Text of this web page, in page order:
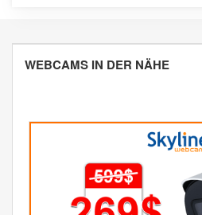
WEBCAMS IN DER NÄHE